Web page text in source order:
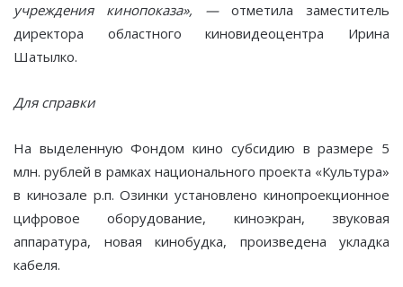
учреждения кинопоказа», — отметила заместитель
директора областного киновидеоцентра Ирина
Шатылко.
Для справки
На выделенную Фондом кино субсидию в размере 5
млн. рублей в рамках национального проекта «Культура»
в кинозале р.п. Озинки установлено кинопроекционное
цифровое оборудование, киноэкран, звуковая
аппаратура, новая кинобудка, произведена укладка
кабеля.